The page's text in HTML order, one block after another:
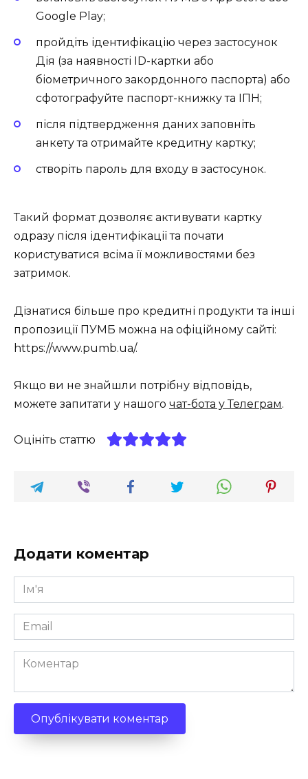
Google Play;
пройдіть ідентифікацію через застосунок
Дія (за наявності ID-картки або
біометричного закордонного паспорта) або
сфотографуйте паспорт-книжку та ІПН;
після підтвердження даних заповніть
анкету та отримайте кредитну картку;
створіть пароль для входу в застосунок.
Такий формат дозволяє активувати картку
одразу після ідентифікації та почати
користуватися всіма її можливостями без
затримок.
Дізнатися більше про кредитні продукти та інші
пропозиції ПУМБ можна на офіційному сайті:
https://www.pumb.ua/.
Якщо ви не знайшли потрібну відповідь,
можете запитати у нашого чат-бота у Телеграм.
Оцініть статтю
Додати коментар
Ім'я
*
Email
*
Коментар